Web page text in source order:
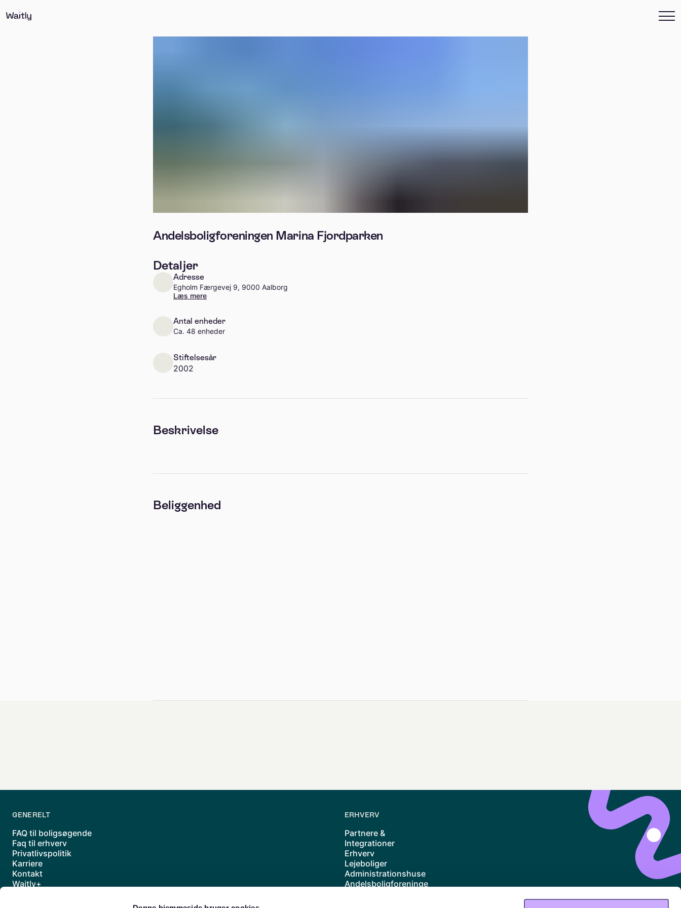
Andelsboligforeningen Marina Fjordparken
Detaljer
Adresse
Egholm Færgevej 9, 9000 Aalborg
Læs mere
Antal enheder
Ca. 48 enheder
Stiftelsesår
2002
Beskrivelse
Beliggenhed
GENERELT
FAQ til boligsøgende
Faq til erhverv
Privatlivspolitik
Karriere
Kontakt
Waitly+
ERHVERV
Partnere &
Integrationer
Erhverv
Lejeboliger
Administrationshuse
Andelsboligforeninge